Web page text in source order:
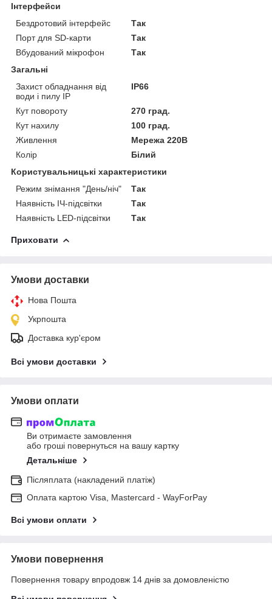
Інтерфейси
Бездротовий інтерфейс
Так
Порт для SD-карти
Так
Вбудований мікрофон
Так
Загальні
Захист обладнання від
води і пилу IP
IP66
Кут повороту
270 град.
Кут нахилу
100 град.
Живлення
Мережа 220В
Колір
Білий
Користувальницькі характеристики
Режим знімання "День/ніч"
Так
Наявність ІЧ-підсвітки
Так
Наявність LED-підсвітки
Так
Приховати
Умови доставки
Нова Пошта
Укрпошта
Доставка кур'єром
Всі умови доставки
Умови оплати
Ви отримаєте замовлення
або гроші повернуться на вашу картку
Детальніше
Післяплата (накладений платіж)
Оплата картою Visa, Mastercard - WayForPay
Всі умови оплати
Умови повернення
Повернення товару впродовж 14 днів за домовленістю